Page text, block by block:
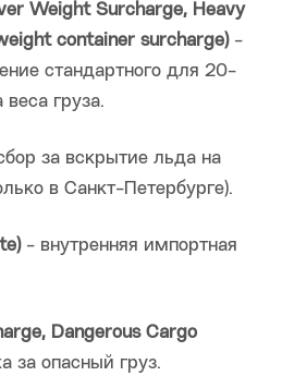
Weight Surcharge, Heavy
container surcharge)-
стандартного для 20-
веса груза.
за вскрытие льда на
в Санкт-Петербурге).
- внутренняя импортная
Dangerous Cargo
за опасный груз.